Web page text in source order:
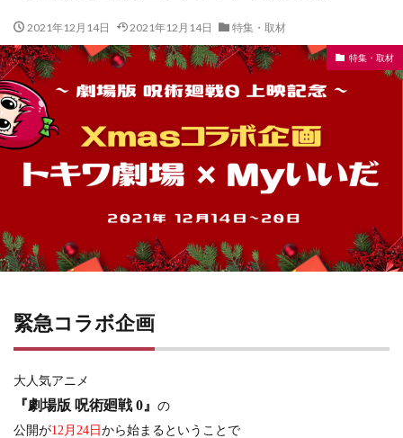
2021年12月14日 2021年12月14日 特集・取材
特集・取材
緊急コラボ企画
大人気アニメ
『劇場版 呪術廻戦 0』 の
公開が12月24日 から始まるということで